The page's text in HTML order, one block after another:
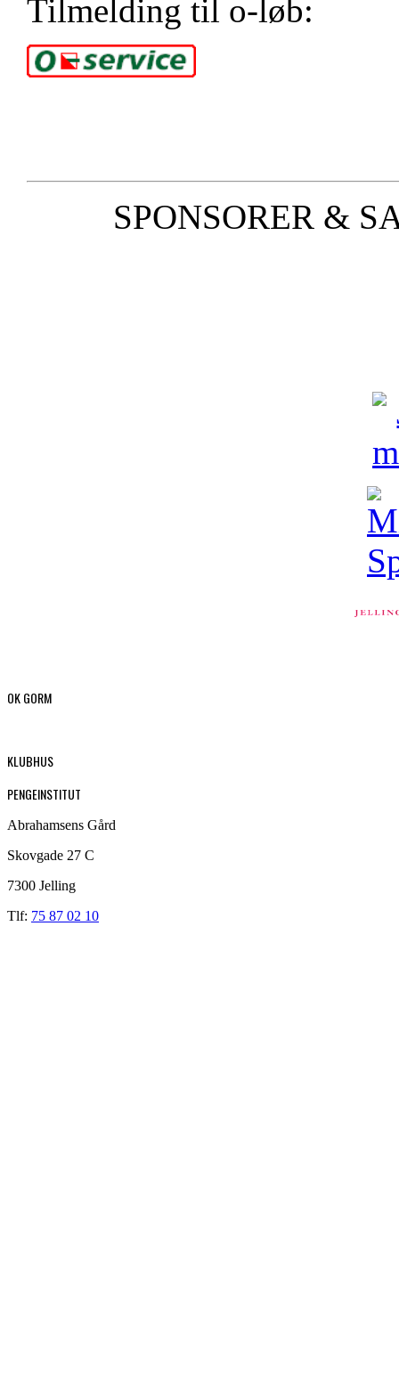
Tilmelding til o-løb:
SPONSORER &
OK GORM
KLUBHUS
PENGEINSTITUT
Abrahamsens Gård
Skovgade 27 C
7300 Jelling
Tlf: 75 87 02 10